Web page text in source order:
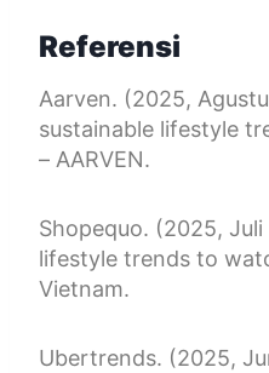
Referensi
Aarven. (2025,
sustainable lifestyle
– AARVEN.
Shopequo. (2025,
lifestyle trends to
Vietnam.
Ubertrends. (2025,